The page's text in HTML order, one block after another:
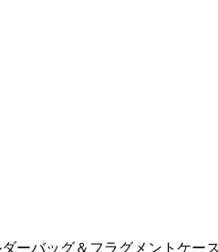
ーバッグ＆フラグメントケ